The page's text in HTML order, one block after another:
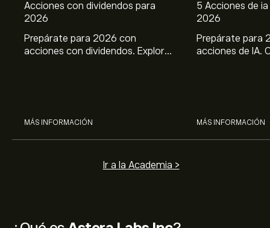
Acciones con dividendos para
2026
Prepárate para 2026 con
acciones con dividendos. Explora
MÁS INFORMACIÓN
5 Acciones de
2026
Prepárate para
acciones de IA.
MÁS INFORMACIÓN
Ir a la Academia >